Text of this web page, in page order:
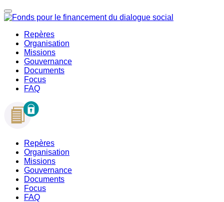
Repères
Organisation
Missions
Gouvernance
Documents
Focus
FAQ
Repères
Organisation
Missions
Gouvernance
Documents
Focus
FAQ